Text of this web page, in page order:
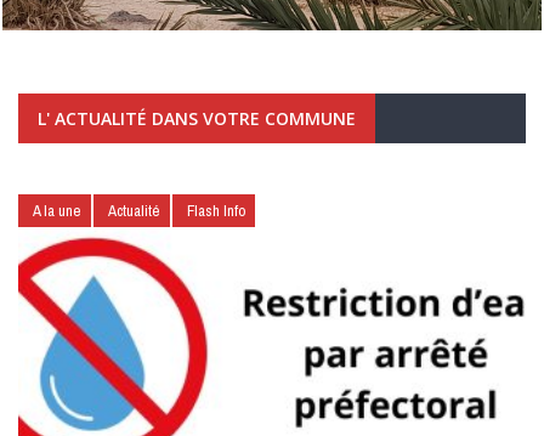
L' ACTUALITÉ DANS VOTRE COMMUNE
A la une Actualité Flash Info